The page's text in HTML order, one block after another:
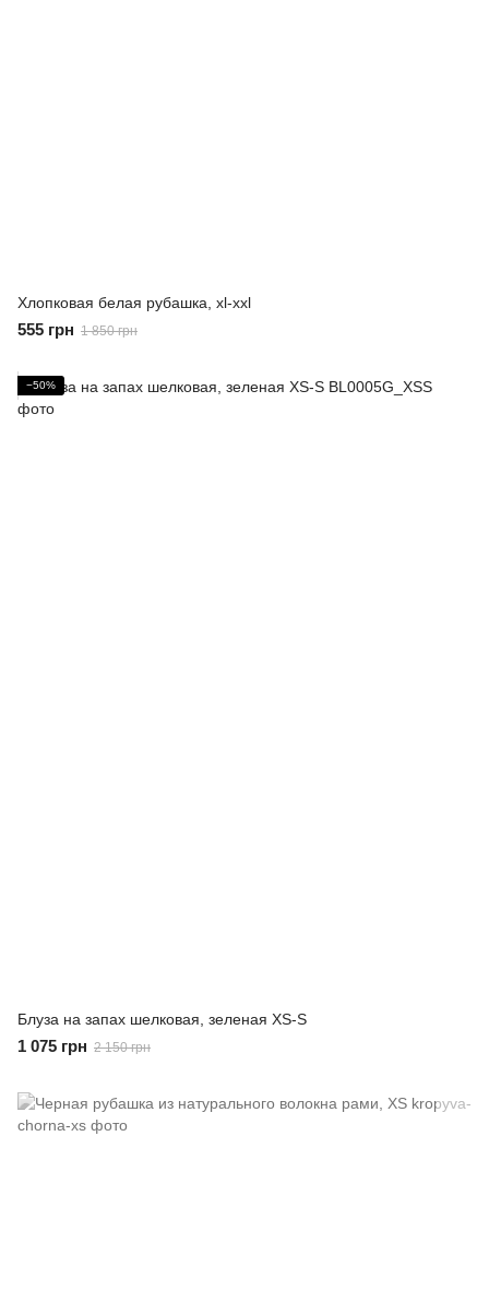
Хлопковая белая рубашка, xl-xxl
555 грн 1 850 грн
−50%
Блуза на запах шелковая, зеленая XS-S
1 075 грн 2 150 грн